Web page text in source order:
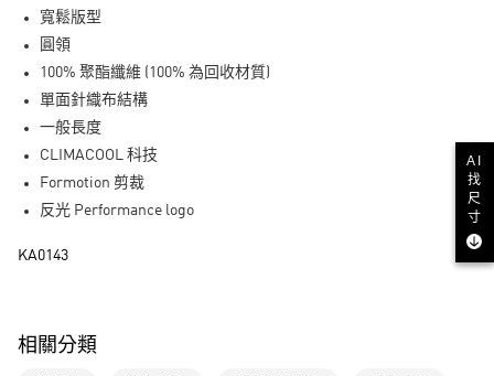
LINE Pay
全家取貨付款
每筆NT$80，滿NT$1,500(含以上)免運費
付款後全家取貨
每筆NT$80，滿NT$1,500(含以上)免運費
寬鬆版型
圓領
100% 聚酯纖維 (100% 為回收材質)
單面針織布結構
一般長度
CLIMACOOL 科技
Formotion 剪裁
反光 Performance logo
KA0143
相關分類
AI
找
尺
寸